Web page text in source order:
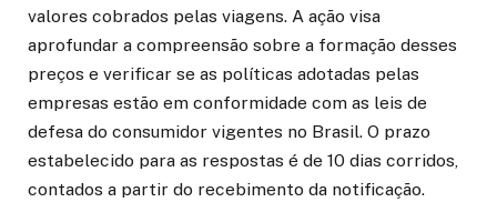
valores cobrados pelas viagens. A ação visa
aprofundar a compreensão sobre a formação desses
preços e verificar se as políticas adotadas pelas
empresas estão em conformidade com as leis de
defesa do consumidor vigentes no Brasil. O prazo
estabelecido para as respostas é de 10 dias corridos,
contados a partir do recebimento da notificação.